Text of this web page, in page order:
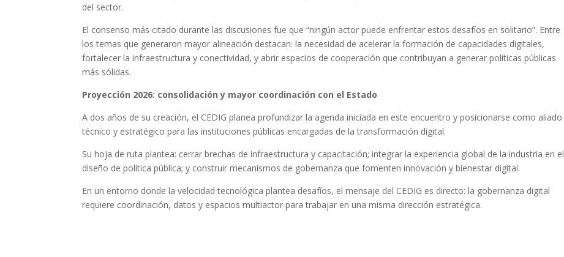
del sector.
El consenso más citado durante las discusiones fue que “ningún actor puede enfrentar estos desafíos en solitario”. Entre
los temas que generaron mayor alineación destacan: la necesidad de acelerar la formación de capacidades digitales,
fortalecer la infraestructura y conectividad, y abrir espacios de cooperación que contribuyan a generar políticas públicas
más sólidas.
Proyección 2026: consolidación y mayor coordinación con el Estado
A dos años de su creación, el CEDIG planea profundizar la agenda iniciada en este encuentro y posicionarse como aliado
técnico y estratégico para las instituciones públicas encargadas de la transformación digital.
Su hoja de ruta plantea: cerrar brechas de infraestructura y capacitación; integrar la experiencia global de la industria en el
diseño de política pública; y construir mecanismos de gobernanza que fomenten innovación y bienestar digital.
En un entorno donde la velocidad tecnológica plantea desafíos, el mensaje del CEDIG es directo: la gobernanza digital
requiere coordinación, datos y espacios multiactor para trabajar en una misma dirección estratégica.